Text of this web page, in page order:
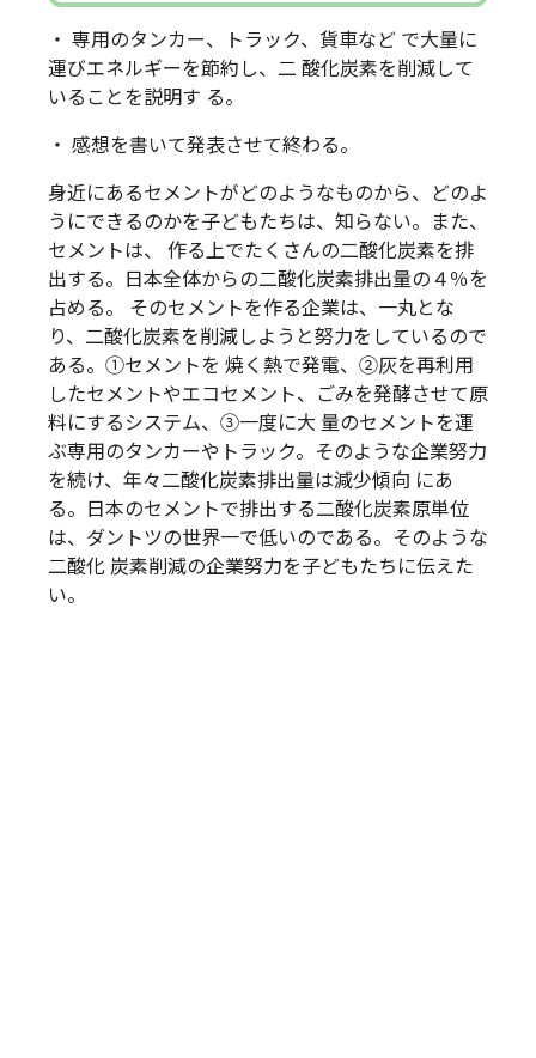
・ 専用のタンカー、トラック、貨車など で大量に
運びエネルギーを節約し、二 酸化炭素を削減して
いることを説明す る。
・ 感想を書いて発表させて終わる。
身近にあるセメントがどのようなものから、どのよ
うにできるのかを子どもたちは、知らない。また、
セメントは、 作る上でたくさんの二酸化炭素を排
出する。日本全体からの二酸化炭素排出量の４％を
占める。 そのセメントを作る企業は、一丸とな
り、二酸化炭素を削減しようと努力をしているので
ある。①セメントを 焼く熱で発電、②灰を再利用
したセメントやエコセメント、ごみを発酵させて原
料にするシステム、③一度に大 量のセメントを運
ぶ専用のタンカーやトラック。そのような企業努力
を続け、年々二酸化炭素排出量は減少傾向 にあ
る。日本のセメントで排出する二酸化炭素原単位
は、ダントツの世界一で低いのである。そのような
二酸化 炭素削減の企業努力を子どもたちに伝えた
い。